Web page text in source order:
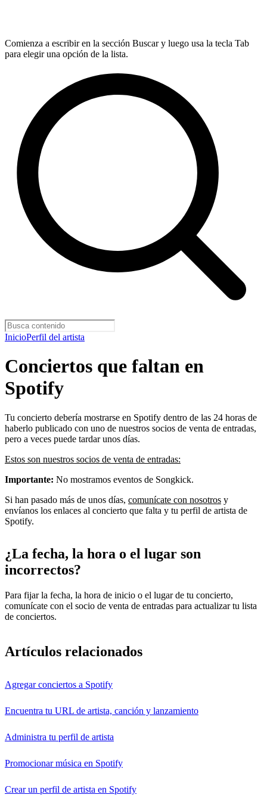
Comienza a escribir en la sección Buscar y luego usa la tecla Tab
para elegir una opción de la lista.
InicioPerfil del artista
Conciertos que faltan en
Spotify
Tu concierto debería mostrarse en Spotify dentro de las 24 horas de
haberlo publicado con uno de nuestros socios de venta de entradas,
pero a veces puede tardar unos días.
Estos son nuestros socios de venta de entradas:
Importante: No mostramos eventos de Songkick.
Si han pasado más de unos días, comunícate con nosotros y
envíanos los enlaces al concierto que falta y tu perfil de artista de
Spotify.
¿La fecha, la hora o el lugar son
incorrectos?
Para fijar la fecha, la hora de inicio o el lugar de tu concierto,
comunícate con el socio de venta de entradas para actualizar tu lista
de conciertos.
Artículos relacionados
Agregar conciertos a Spotify
Encuentra tu URL de artista, canción y lanzamiento
Administra tu perfil de artista
Promocionar música en Spotify
Crear un perfil de artista en Spotify